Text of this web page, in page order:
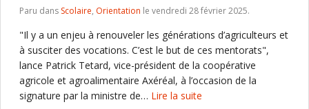
Paru dans Scolaire, Orientation le vendredi 28 février 2025.
"Il y a un enjeu à renouveler les générations d’agriculteurs et
à susciter des vocations. C’est le but de ces mentorats",
lance Patrick Tetard, vice-président de la coopérative
agricole et agroalimentaire Axéréal, à l’occasion de la
signature par la ministre de… Lire la suite